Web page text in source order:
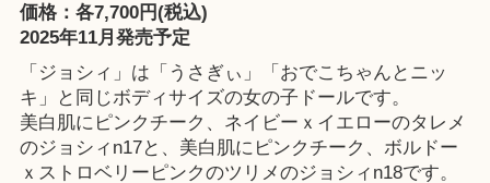
価格：各7,700円(税込)
2025年11月発売予定
「ジョシィ」は「うさぎぃ」「おでこちゃんとニッ
キ」と同じボディサイズの女の子ドールです。
美白肌にピンクチーク、ネイビーｘイエローのタレメ
のジョシィn17と、美白肌にピンクチーク、ボルドー
ｘストロベリーピンクのツリメのジョシィn18です。